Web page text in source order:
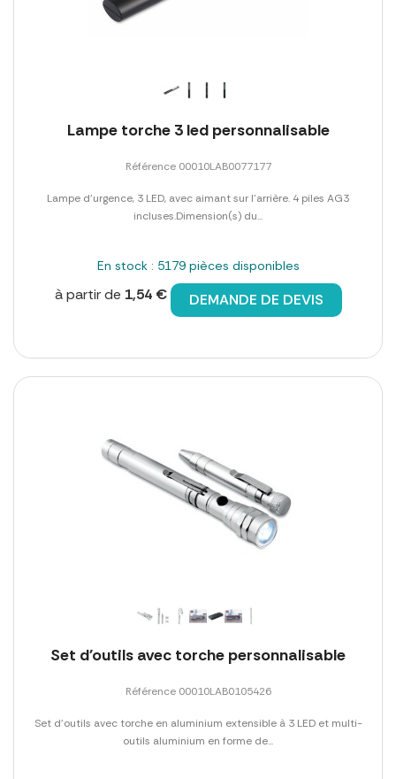
Lampe torche 3 led personnalisable
Référence 00010LAB0077177
Lampe d'urgence, 3 LED, avec aimant sur l'arrière. 4 piles AG3
incluses.Dimension(s) du...
En stock : 5179 pièces disponibles
à partir de 1,54 € DEMANDE DE DEVIS
Set d'outils avec torche personnalisable
Référence 00010LAB0105426
Set d'outils avec torche en aluminium extensible à 3 LED et multi-
outils aluminium en forme de...